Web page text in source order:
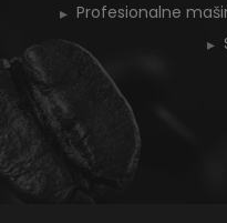
Profesionalne